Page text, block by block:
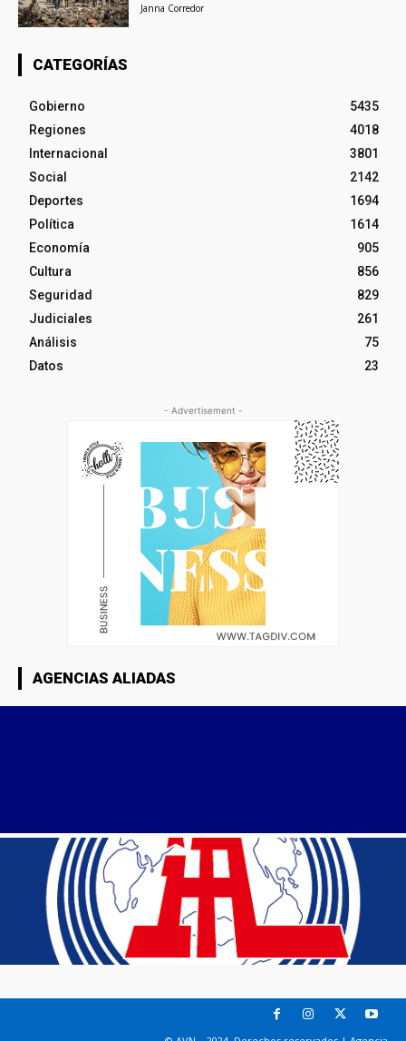
Janna Corredor
CATEGORÍAS
Gobierno
5435
Regiones
4018
Internacional
3801
Social
2142
Deportes
1694
Política
1614
Economía
905
Cultura
856
Seguridad
829
Judiciales
261
Análisis
75
Datos
23
- Advertisement -
AGENCIAS ALIADAS